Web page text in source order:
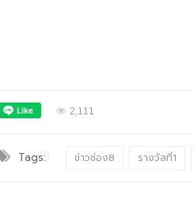
2,111
Tags: ข่าวช่อง8 รางวัลที่1